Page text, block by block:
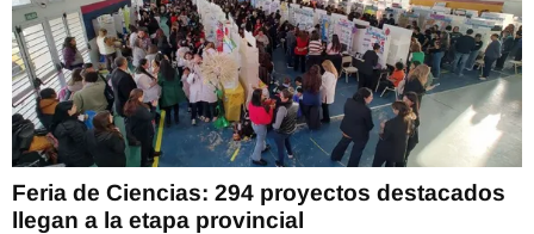
Feria de Ciencias: 294 proyectos destacados
llegan a la etapa provincial